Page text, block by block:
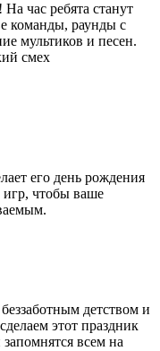
час ребята станут
команды, раунды с
мультиков и песен.
смех
его день рождения
чтобы ваше
детством и
этот праздник
всем на